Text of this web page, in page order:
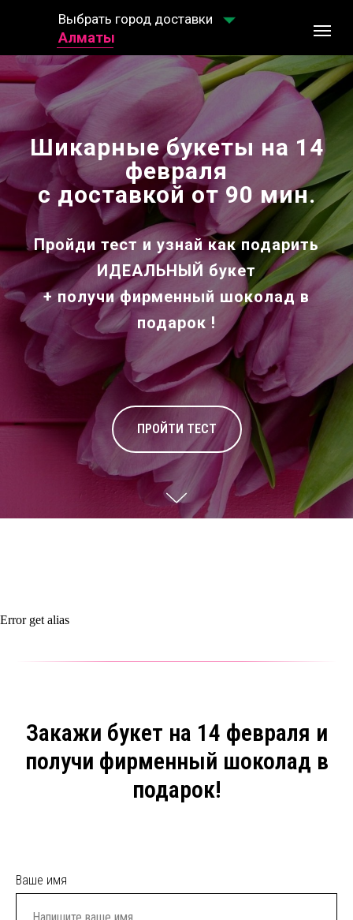
Выбрать город доставки
Выбрать город доставки
Алматы
Шикарные букеты на 14
февраля
с доставкой от 90 мин.
Пройди тест и узнай как подарить
ИДЕАЛЬНЫЙ букет
+ получифирменный шоколадв
подарок !
ПРОЙТИ ТЕСТ
Error get alias
Закажи букет на 14 февраля и
получи фирменный шоколад в
подарок!
Ваше имя